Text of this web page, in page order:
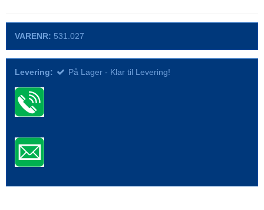
VARENR: 531.027
Levering: På Lager - Klar til Levering!